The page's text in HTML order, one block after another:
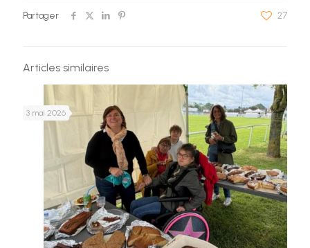
Partager 27
Articles similaires
3 mai 2026